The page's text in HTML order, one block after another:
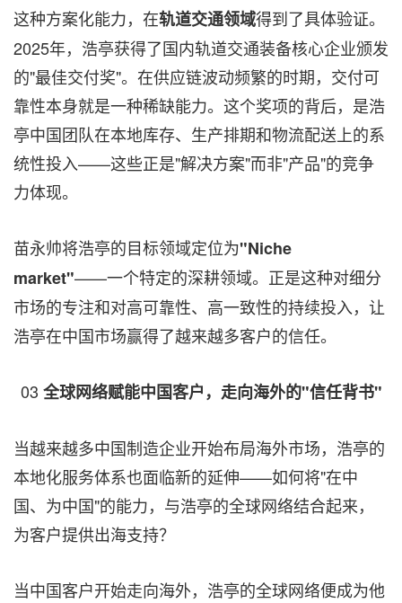
这种方案化能力，在轨道交通领域得到了具体验证。
2025年，浩亭获得了国内轨道交通装备核心企业颁发
的"最佳交付奖"。在供应链波动频繁的时期，交付可
靠性本身就是一种稀缺能力。这个奖项的背后，是浩
亭中国团队在本地库存、生产排期和物流配送上的系
统性投入——这些正是"解决方案"而非"产品"的竞争
力体现。
苗永帅将浩亭的目标领域定位为"Niche
market"——一个特定的深耕领域。正是这种对细分
市场的专注和对高可靠性、高一致性的持续投入，让
浩亭在中国市场赢得了越来越多客户的信任。
03 全球网络赋能中国客户，走向海外的"信任背书"
当越来越多中国制造企业开始布局海外市场，浩亭的
本地化服务体系也面临新的延伸——如何将"在中
国、为中国"的能力，与浩亭的全球网络结合起来，
为客户提供出海支持？
当中国客户开始走向海外，浩亭的全球网络便成为他